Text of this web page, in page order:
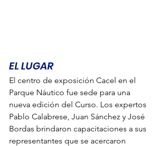
EL LUGAR
El centro de exposición Cacel en el
Parque Náutico fue sede para una
nueva edición del Curso. Los expertos
Pablo Calabrese, Juan Sánchez y José
Bordas brindaron capacitaciones a sus
representantes que se acercaron